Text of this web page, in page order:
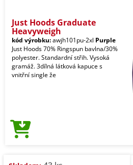
Just Hoods Graduate
Heavyweigh
kód výrobku:awjh101pu-2xl Purple
Just Hoods 70% Ringspun bavlna/30%
polyester. Standardní střih. Vysoká
gramáž. 3dílná látková kapuce s
vnitřní single že